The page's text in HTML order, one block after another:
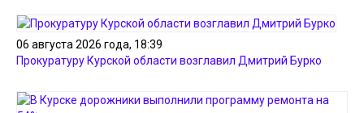
06 августа 2026 года, 18:39
Прокуратуру Курской области возглавил Дмитрий Бурко